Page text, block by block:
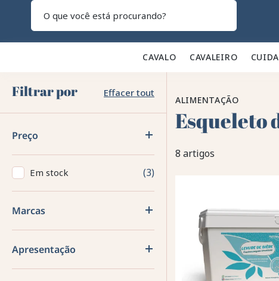
CAVALO 🐎 CAVALEIRO 👕
Filtrar por Effacer tout
Preço
Em stock 3
Marcas
Apresentação
ALIMENTAÇÃO
Esqueleto
8 artigos